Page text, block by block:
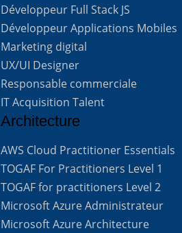
Développeur Full Stack JS
Développeur Applications Mobiles
Marketing digital
UX/UI Designer
Responsable commerciale
IT Acquisition Talent
Architecture
AWS Cloud Practitioner Essentials
TOGAF For Practitioners Level 1
TOGAF for practitioners Level 2
Microsoft Azure Administrateur
Microsoft Azure Architecture